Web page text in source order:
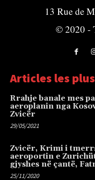
13 Rue de
© 2020 -
Articles les
Rrahje banale mes
aeroplanin nga
Zvicër
29/05/2021
Zvicër, Krimi i
aeroportin e
gjyshes në çantë,
25/11/2020